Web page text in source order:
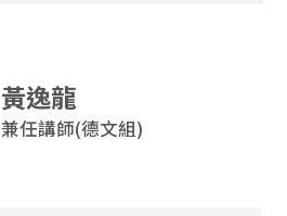
黃逸龍
兼任講師(德文組)